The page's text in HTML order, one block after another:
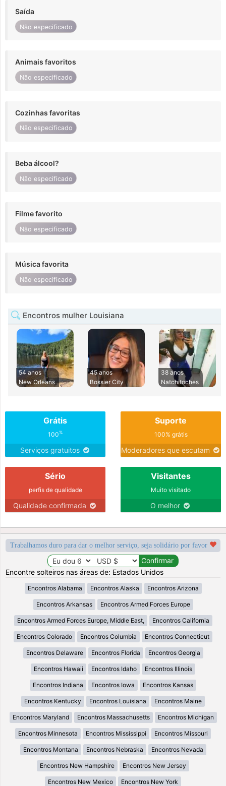
Saída
Não especificado
Animais favoritos
Não especificado
Cozinhas favoritas
Não especificado
Beba álcool?
Não especificado
Filme favorito
Não especificado
Música favorita
Não especificado
Encontros mulher Louisiana
54 anos
New Orleans
45 anos
Bossier City
38 anos
Natchitoches
Grátis
100%
Serviços gratuitos
Suporte
100% grátis
Moderadores que escutam
Sério
perfis de qualidade
Qualidade confirmada
Visitantes
Muito visitado
O melhor
Trabalhamos duro para dar o melhor serviço, seja solidário por favor
Encontre solteiros nas áreas de: Estados Unidos
Encontros Alabama Encontros Alaska Encontros Arizona
Encontros Arkansas Encontros Armed Forces Europe
Encontros Armed Forces Europe, Middle East, Encontros California
Encontros Colorado Encontros Columbia Encontros Connecticut
Encontros Delaware Encontros Florida Encontros Georgia
Encontros Hawaii Encontros Idaho Encontros Illinois
Encontros Indiana Encontros Iowa Encontros Kansas
Encontros Kentucky Encontros Louisiana Encontros Maine
Encontros Maryland Encontros Massachusetts Encontros Michigan
Encontros Minnesota Encontros Mississippi Encontros Missouri
Encontros Montana Encontros Nebraska Encontros Nevada
Encontros New Hampshire Encontros New Jersey
Encontros New Mexico Encontros New York